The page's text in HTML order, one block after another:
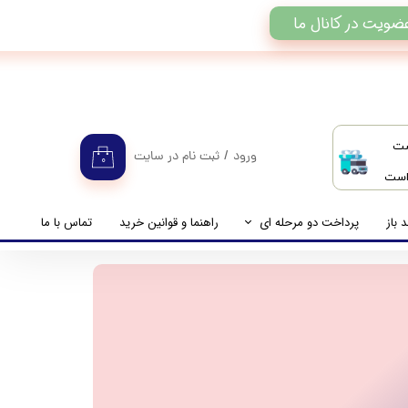
است
۰ ورود / ثبت نام در سایت
تغییر گذر واژه باز پرداخت دو مرحله ای
راهنمای پرداخت دو مرحله ای
راهنما و قوانین خرید تماس با ما
در کانال ما